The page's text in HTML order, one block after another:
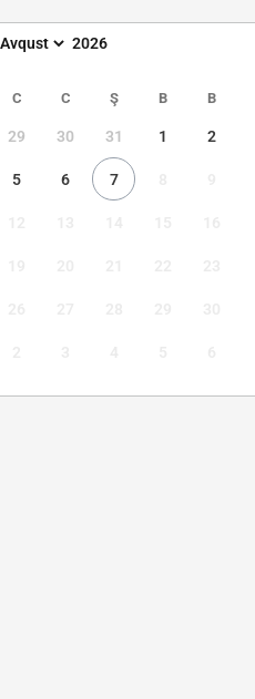
C C Ş B B
29 30 31 1 2
5 6 7